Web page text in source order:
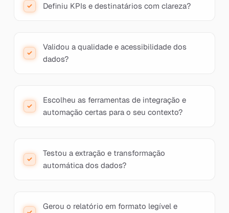
Definiu KPIs e destinatários com clareza?
Validou a qualidade e acessibilidade dos
dados?
Escolheu as ferramentas de integração e
automação certas para o seu contexto?
Testou a extração e transformação
automática dos dados?
Gerou o relatório em formato legível e